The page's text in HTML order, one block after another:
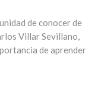
de conocer de
Villar Sevillano,
de aprender